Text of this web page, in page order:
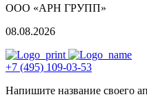
ООО «АРН ГРУПП»
08.08.2026
+7 (495) 109-03-53
Напишите название своего